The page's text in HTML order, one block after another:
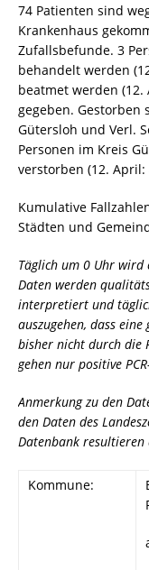
74 Patienten sind
Krankenhaus
Zufallsbefunde. 3
behandelt werden
beatmet werden (12.
gegeben. Gestorben
Gütersloh und Verl.
Personen im Kreis
verstorben (12. April:
Kumulative
Städten und
Täglich um 0 Uhr wird
Daten werden
interpretiert und
auszugehen, dass
bisher nicht durch die
gehen nur positive
Anmerkung zu den
den Daten des
Datenbank resultieren
Kommune: